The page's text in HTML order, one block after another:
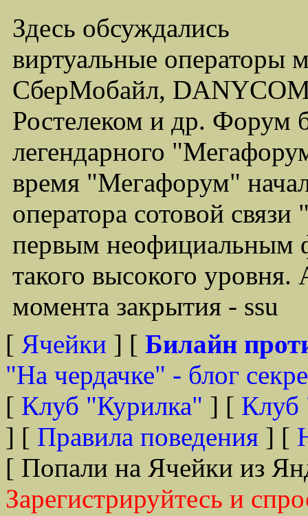
Здесь обсуждались
виртуальные операторы
СберМобайл,
Ростелеком и др. Форум
легендарного
время "Мегафорум"
оператора сотовой
первым неофициальным
такого высокого
момента закрытия - ssu
[ Ячейки ] [ Билайн
"На чердачке" - блог
[ Клуб "Курилка" ] [ Клуб
] [ Правила поведения ] [
[ Попали на Ячейки из
Зарегистрируйтесь и